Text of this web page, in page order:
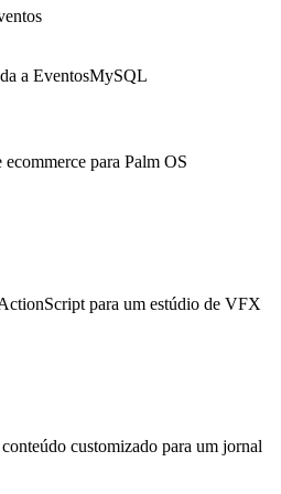
a EventosMySQL
para Palm OS
para um estúdio de VFX
customizado para um jornal